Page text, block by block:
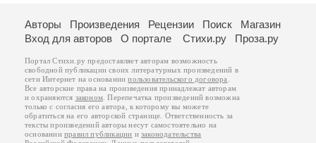
Авторы Произведения Рецензии Поиск
Магазин
Вход для авторов
О портале Стихи.ру Проза.ру
Портал Стихи.ру предоставляет авторам возможность
свободной публикации своих литературных произведений в
сети Интернет на основаниипользовательского договора
Все авторские права на произведения принадлежат авторам
и охраняются законом . Перепечатка произведений возможна
только с согласия его автора, к которому вы можете
обратиться на его авторской странице. Ответственность за
тексты произведений авторы несут самостоятельно на
основанииправил публикации изаконодательства